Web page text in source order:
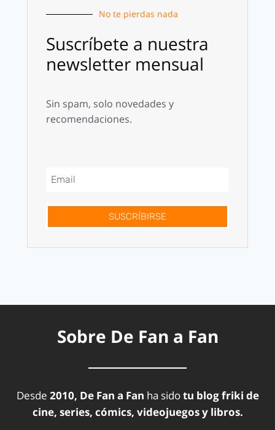
No te pierdas nada
Suscríbete a nuestra
newsletter mensual
Sin spam, solo novedades y
recomendaciones.
SUSCRÍBIRSE
Sobre De Fan a Fan
Desde 2010, De Fan a Fan ha sidotu blog friki de
cine, series, cómics, videojuegos y libros.